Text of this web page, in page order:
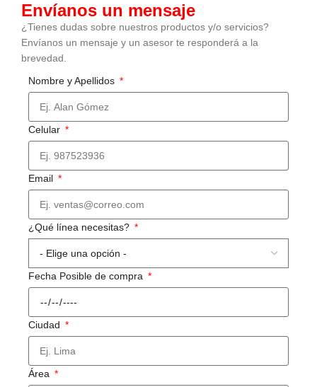
Envíanos un mensaje
¿Tienes dudas sobre nuestros productos y/o servicios?
Envíanos un mensaje y un asesor te responderá a la
brevedad.
Nombre y Apellidos
Celular
Email
¿Qué línea necesitas?
Fecha Posible de compra
Ciudad
Área